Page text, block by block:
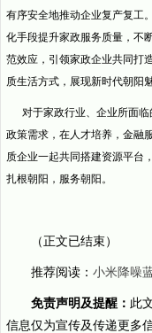
有序安全地推动企业复产复工
化手段提升家政服务质量，不
范效应，引领家政企业共同打
质生活方式，展现新时代朝阳
对于家政行业、企业所面临
政策需求，在人才培养，金融
质企业一起共同搭建资源平台
扎根朝阳，服务朝阳。
（正文已结束）
推荐阅读： 小米降噪
免责声明及提醒： 此
信息仅为宣传及传递更多